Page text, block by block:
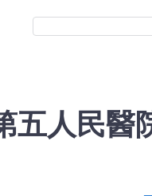
五人民醫